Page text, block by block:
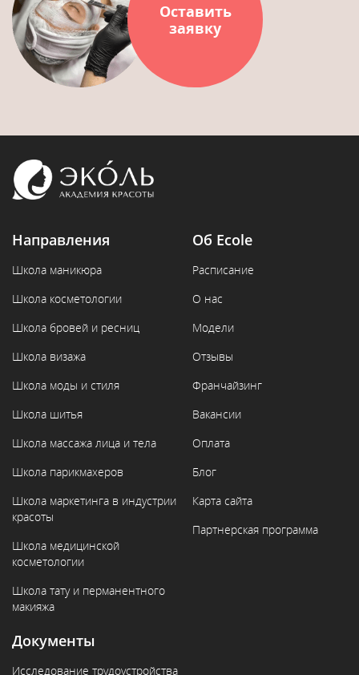
Оставить
заявку
Направления
Школа маникюра
Школа косметологии
Школа бровей и ресниц
Школа визажа
Школа моды и стиля
Школа шитья
Школа массажа лица и тела
Школа парикмахеров
Школа маркетинга в индустрии
красоты
Школа медицинской
косметологии
Школа тату и перманентного
макияжа
Об Ecole
Расписание
О нас
Модели
Отзывы
Франчайзинг
Вакансии
Оплата
Блог
Карта сайта
Партнерская программа
Документы
Исследование трудоустройства